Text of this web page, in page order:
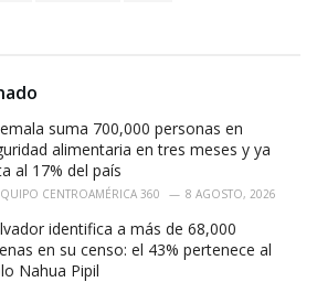
suma 700,000 personas en
alimentaria en tres meses y ya
al 17% del país
CENTROAMÉRICA 360 8 AGOSTO, 2026
identifica a más de 68,000
en su censo: el 43% pertenece al
Nahua Pipil